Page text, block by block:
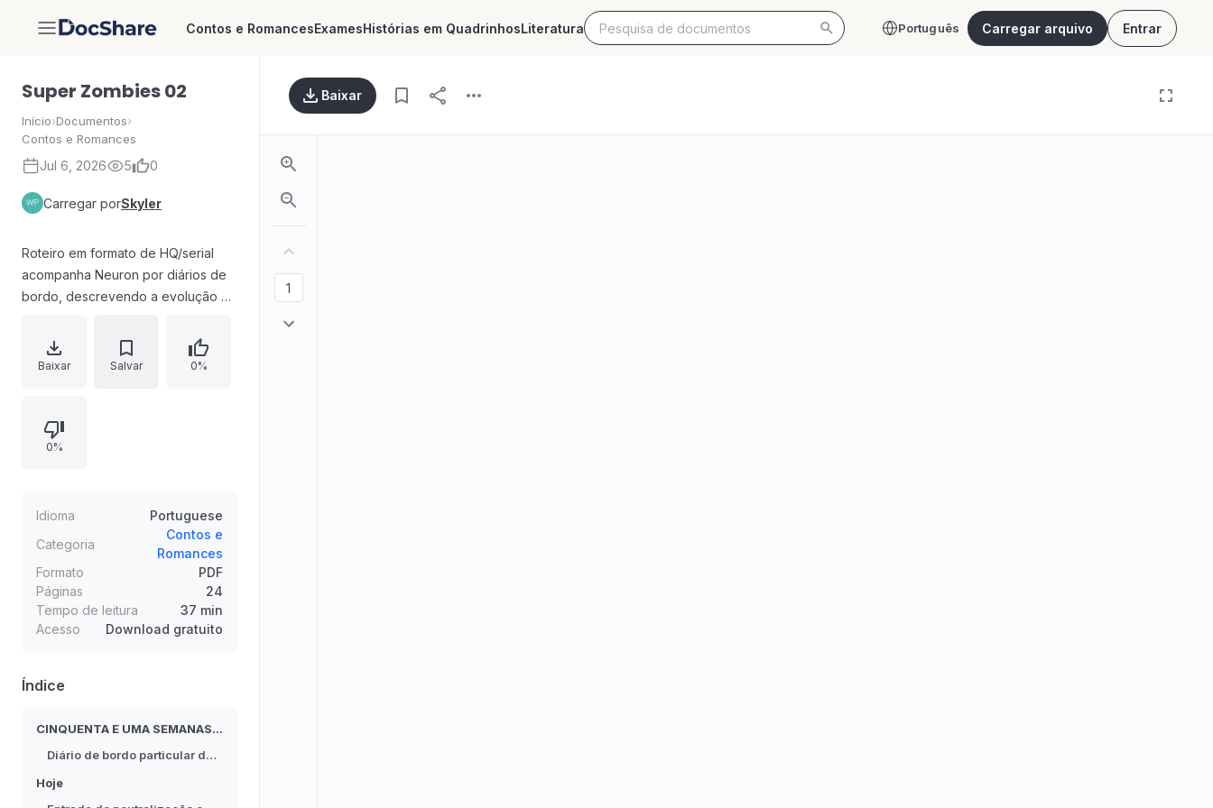
DocShare Contos e RomancesExamesHistórias em QuadrinhosLiteratura Português Carregar arquivo Entrar
Super Zombies 02
Início›Documentos›
Contos e Romances
Jul 6, 2026 5 0
Carregar porSkyler
Roteiro em formato de HQ/serial
acompanha Neuron por diários de
bordo, descrevendo a evolução de
nomes para os reanimados. A
narrativa aborda o confinamento e
torno das defesas do
departamento de meteorologia. A
enquanto a busca por alternativas
para o canibalismo revela o
fracasso de soluções como plasma
fresco e transplantes.
Baixar Salvar 0%
0%
Idioma
Portuguese
Categoria
Contos e
Romances
Formato
PDF
Páginas
24
Tempo de leitura
37 min
Acesso
Download gratuito
Índice
CINQUENTA E UMA SEMANAS ANTES
Diário de bordo particular de Neuron
Hoje
Baixar